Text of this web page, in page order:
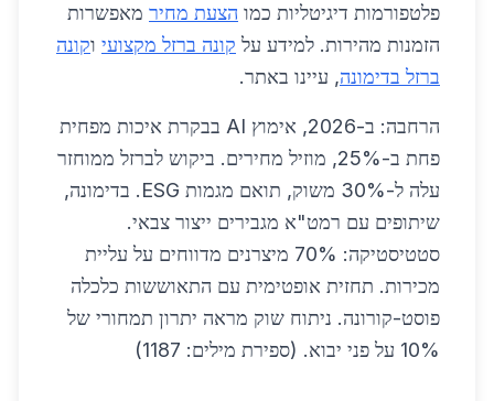
פלטפורמות דיגיטליות כמו הצעת מחיר מאפשרות
הזמנות מהירות. למידע על קונה ברזל מקצועי וקונה
ברזל בדימונה, עיינו באתר.
הרחבה: ב-2026, אימוץ AI בבקרת איכות מפחית
פחת ב-25%, מוזיל מחירים. ביקוש לברזל ממוחזר
עלה ל-30% משוק, תואם מגמות ESG. בדימונה,
שיתופים עם רמט"א מגבירים ייצור צבאי.
סטטיסטיקה: 70% מיצרנים מדווחים על עליית
מכירות. תחזית אופטימית עם התאוששות כלכלה
פוסט-קורונה. ניתוח שוק מראה יתרון תמחורי של
10% על פני יבוא. (ספירת מילים: 1187)